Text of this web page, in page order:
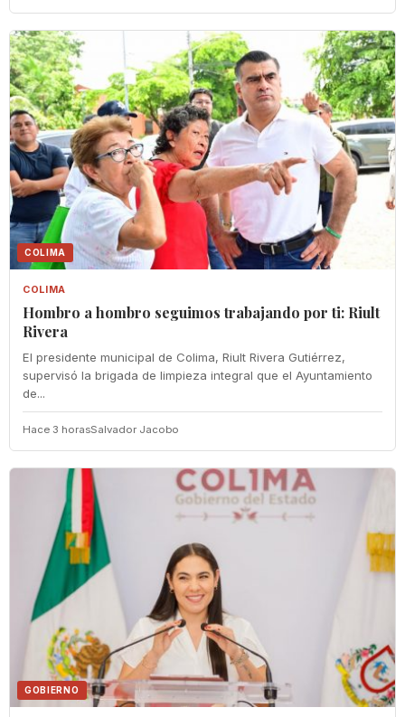
COLIMA
COLIMA
Hombro a hombro seguimos trabajando por ti: Riult
Rivera
El presidente municipal de Colima, Riult Rivera Gutiérrez,
supervisó la brigada de limpieza integral que el Ayuntamiento
de...
Hace 3 horasSalvador Jacobo
GOBIERNO